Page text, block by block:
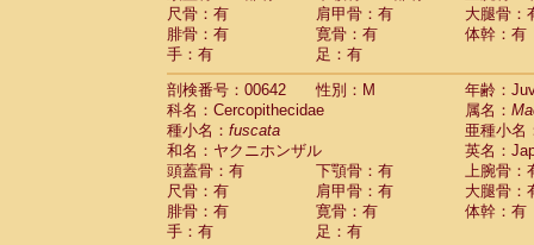
尺骨：有
肩甲骨：有
大腿骨：
腓骨：有
寛骨：有
体幹：有
手：有
足：有
剖検番号：00642
性別：M
年齢：
科名：Cercopithecidae
属名：
種小名： fuscata
亜種小名
和名：ヤクニホンザル
英名：
頭蓋骨：有
下顎骨：有
上腕骨：
尺骨：有
肩甲骨：有
大腿骨：
腓骨：有
寛骨：有
体幹：有
手：有
足：有